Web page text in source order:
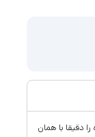
دقیقا با همان